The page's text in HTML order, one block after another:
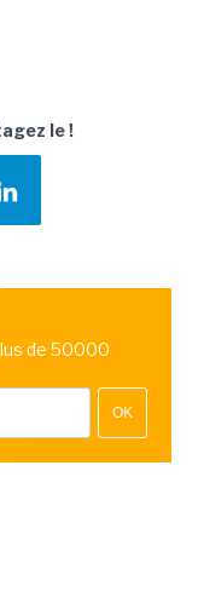
le !
de 50000
OK